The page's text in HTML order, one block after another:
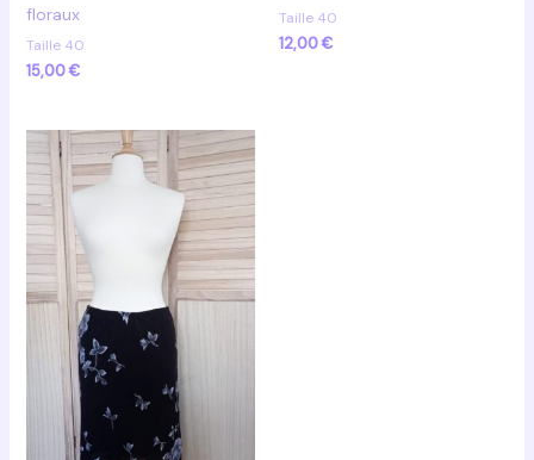
floraux
Taille 40
15,00€
Taille 40
12,00€